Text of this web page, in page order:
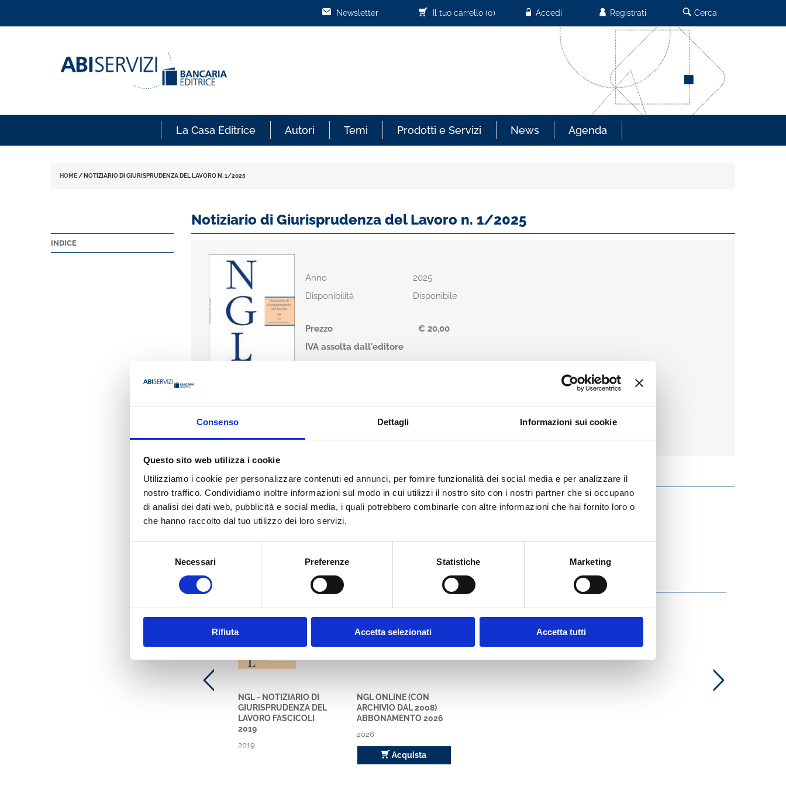
Consenso Dettagli Informazioni sui cookie
Questo sito web utilizza i cookie
Utilizziamo i cookie per personalizzare contenuti ed annunci, per fornire funzionalità dei social media e per analizzare il
nostro traffico. Condividiamo inoltre informazioni sul modo in cui utilizzi il nostro sito con i nostri partner che si occupano
di analisi dei dati web, pubblicità e social media, i quali potrebbero combinarle con altre informazioni che hai fornito loro o
che hanno raccolto dal tuo utilizzo dei loro servizi.
Necessari Preferenze Statistiche Marketing
Rifiuta Accetta selezionati Accetta tutti
Cerca
Registrati
Accedi
Il tuo carrello (0)
Newsletter
La Casa Editrice Autori Temi Prodotti e Servizi News Agenda
HOME / NOTIZIARIO DI GIURISPRUDENZA DEL LAVORO N. 1/2025
INDICE
Notiziario di Giurisprudenza del Lavoro n. 1/2025
Anno
2025
Disponibilità
Disponibile
Prezzo
€ 20,00
IVA assolta dall'editore
Ti potrebbe interessare anche
NGL
NGL ONLINE (CON
ARCHIVIO DAL 2008)
ABBONAMENTO 2026
2026
Acquista
NGL
NGL - NOTIZIARIO DI
GIURISPRUDENZA DEL
LAVORO FASCICOLI
2019
2019